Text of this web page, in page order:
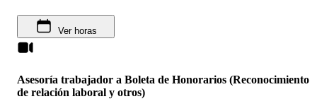
Ver horas
Asesoría trabajador a Boleta de Honorarios (Reconocimiento
de relación laboral y otros)